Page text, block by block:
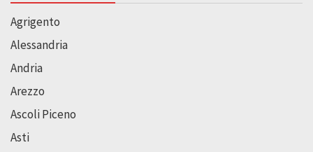
Agrigento
Alessandria
Andria
Arezzo
Ascoli Piceno
Asti